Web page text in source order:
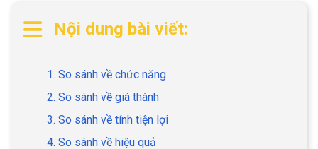
Nội dung bài viết:
1. So sánh về chức năng
2. So sánh về giá thành
3. So sánh về tính tiện lợi
4. So sánh về hiệu quả